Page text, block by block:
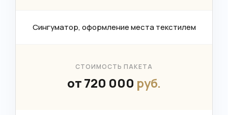
Сингуматор, оформление места текстилем
СТОИМОСТЬ ПАКЕТА
от 720 000 руб.